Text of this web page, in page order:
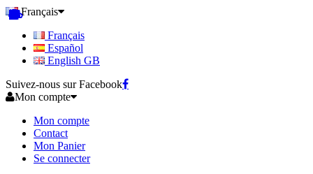
Français
Français
Español
English GB
Suivez-nous sur Facebook
Mon compte
Mon compte
Contact
Mon Panier
Se connecter